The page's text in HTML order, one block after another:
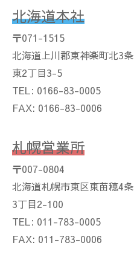
北海道本社
〒071-1515
北海道上川郡東神楽町北3条
東2丁目3-5
TEL: 0166-83-0005
FAX: 0166-83-0006
札幌営業所
〒007-0804
北海道札幌市東区東苗穂4条
3丁目2-100
TEL: 011-783-0005
FAX: 011-783-0006